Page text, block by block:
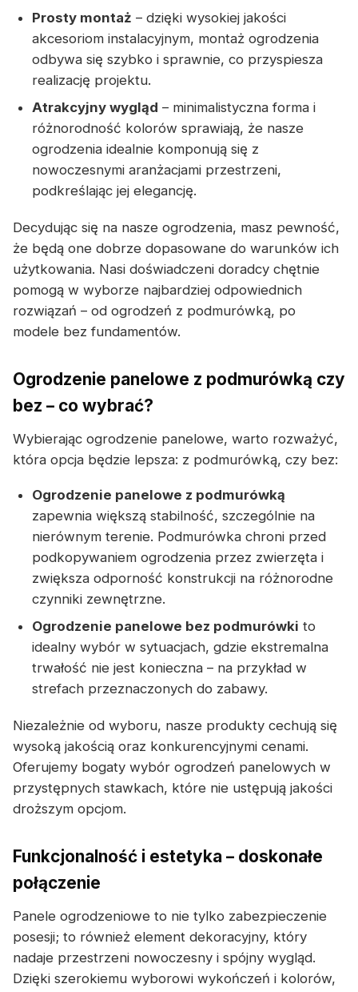
Prosty montaż – dzięki wysokiej jakości
akcesoriom instalacyjnym, montaż ogrodzenia
odbywa się szybko i sprawnie, co przyspiesza
realizację projektu.
Atrakcyjny wygląd – minimalistyczna forma i
różnorodność kolorów sprawiają, że nasze
ogrodzenia idealnie komponują się z
nowoczesnymi aranżacjami przestrzeni,
podkreślając jej elegancję.
Decydując się na nasze ogrodzenia, masz pewność,
że będą one dobrze dopasowane do warunków ich
użytkowania. Nasi doświadczeni doradcy chętnie
pomogą w wyborze najbardziej odpowiednich
rozwiązań – od ogrodzeń z podmurówką, po
modele bez fundamentów.
Ogrodzenie panelowe z podmurówką czy
bez – co wybrać?
Wybierając ogrodzenie panelowe, warto rozważyć,
która opcja będzie lepsza: z podmurówką, czy bez:
Ogrodzenie panelowe z podmurówką
zapewnia większą stabilność, szczególnie na
nierównym terenie. Podmurówka chroni przed
podkopywaniem ogrodzenia przez zwierzęta i
zwiększa odporność konstrukcji na różnorodne
czynniki zewnętrzne.
Ogrodzenie panelowe bez podmurówki to
idealny wybór w sytuacjach, gdzie ekstremalna
trwałość nie jest konieczna – na przykład w
strefach przeznaczonych do zabawy.
Niezależnie od wyboru, nasze produkty cechują się
wysoką jakością oraz konkurencyjnymi cenami.
Oferujemy bogaty wybór ogrodzeń panelowych w
przystępnych stawkach, które nie ustępują jakości
droższym opcjom.
Funkcjonalność i estetyka – doskonałe
połączenie
Panele ogrodzeniowe to nie tylko zabezpieczenie
posesji; to również element dekoracyjny, który
nadaje przestrzeni nowoczesny i spójny wygląd.
Dzięki szerokiemu wyborowi wykończeń i kolorów,